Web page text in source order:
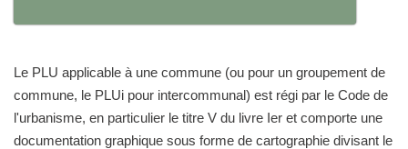
Le PLU applicable à une commune (ou pour un groupement de
commune, le PLUi pour intercommunal) est régi par le Code de
l'urbanisme, en particulier le titre V du livre Ier et comporte une
documentation graphique sous forme de cartographie divisant le